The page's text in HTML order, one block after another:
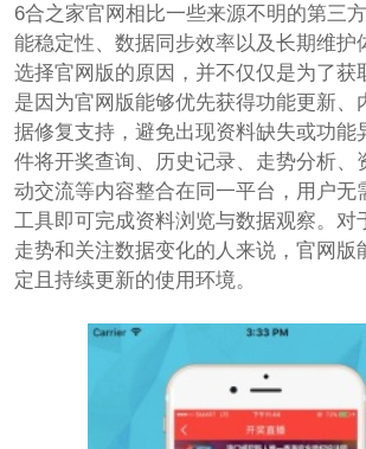
6合之家官网相比一些来源不明的第三
能稳定性、数据同步效率以及长期维护
选择官网版的原因，并不仅仅是为了获
是因为官网版能够优先获得功能更新、
据修复支持，避免出现资料缺失或功能
件将开奖查询、历史记录、走势分析、
动交流等内容整合在同一平台，用户无
工具即可完成资料浏览与数据观察。对
走势和关注数据变化的人来说，官网版
定且持续更新的使用环境。